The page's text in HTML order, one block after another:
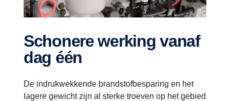
Schonere werking vanaf
dag één
De indrukwekkende brandstofbesparing en het
lagere gewicht zijn al sterke troeven op het gebied